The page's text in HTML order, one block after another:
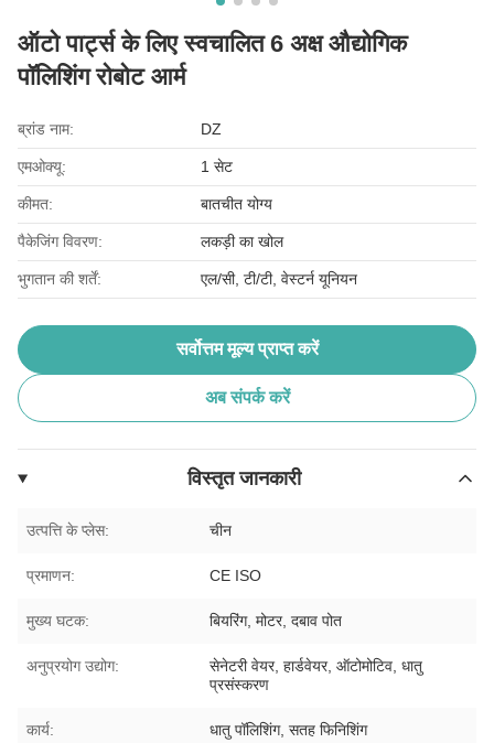
ऑटो पार्ट्स के लिए स्वचालित 6 अक्ष औद्योगिक
पॉलिशिंग रोबोट आर्म
ब्रांड नाम: DZ
एमओक्यू: 1 सेट
कीमत: बातचीत योग्य
पैकेजिंग विवरण: लकड़ी का खोल
भुगतान की शर्तें: एल/सी, टी/टी, वेस्टर्न यूनियन
सर्वोत्तम मूल्य प्राप्त करें
अब संपर्क करें
विस्तृत जानकारी
उत्पत्ति के प्लेस: चीन
प्रमाणन: CE ISO
मुख्य घटक: बियरिंग, मोटर, दबाव पोत
अनुप्रयोग उद्योग:
सेनेटरी वेयर, हार्डवेयर, ऑटोमोटिव, धातु
प्रसंस्करण
कार्य: धातु पॉलिशिंग, सतह फिनिशिंग